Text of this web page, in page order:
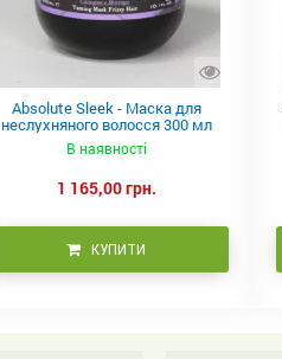
Absolute Sleek - Маска для
неслухняного волосся 300 мл
В наявності
1 165,00 грн.
КУПИТИ